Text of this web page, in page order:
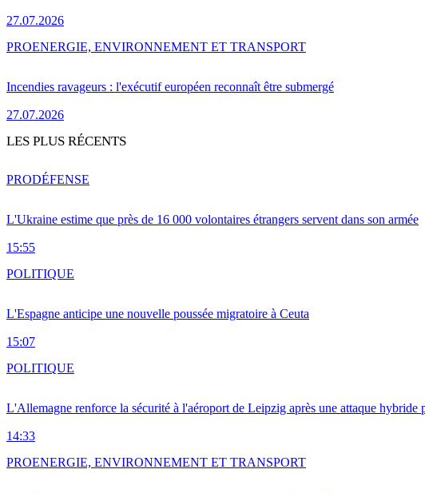
27.07.2026
Incendies ravageurs : l'exécutif européen reconnaît être submergé
27.07.2026
PROENERGIE, ENVIRONNEMENT ET TRANSPORT
LES PLUS RÉCENTS
L'Ukraine estime que près de 16 000 volontaires étrangers servent dans son armée
15:55
PRODÉFENSE
L'Espagne anticipe une nouvelle poussée migratoire à Ceuta
15:07
POLITIQUE
L'Allemagne renforce la sécurité à l'aéroport de Leipzig après une attaque hybride
14:33
POLITIQUE
PROENERGIE, ENVIRONNEMENT ET TRANSPORT